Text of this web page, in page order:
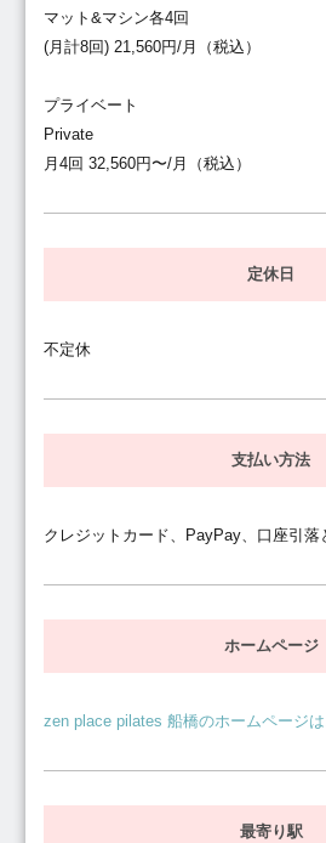
マット&マシン各4回
(月計8回) 21,560円/月（税込）
プライベート
Private
月4回 32,560円〜/月（税込）
定休日
不定休
支払い方法
クレジットカード、PayPay、口座引落
ホームページ
zen place pilates 船橋のホームページ
最寄り駅